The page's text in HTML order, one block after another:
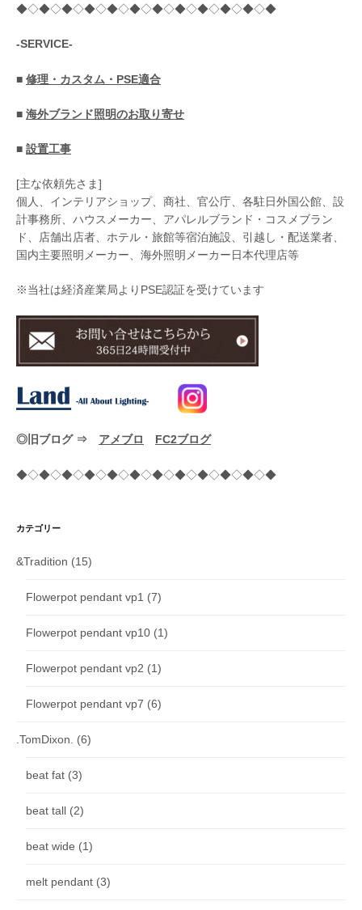
◆◇◆◇◆◇◆◇◆◇◆◇◆◇◆◇◆◇◆◇◆◇◆
-SERVICE-
■ 修理・カスタム・PSE適合
■ 海外ブランド照明のお取り寄せ
■ 設置工事
[主な依頼先さま]
個人、インテリアショップ、商社、官公庁、各駐日外国公館、設
計事務所、ハウスメーカー、アパレルブランド・コスメブラン
ド、店舗出店者、ホテル・旅館等宿泊施設、引越し・配送業者、
国内主要照明メーカー、海外照明メーカー日本代理店等
※当社は経済産業局よりPSE認証を受けています
◎旧ブログ ⇒ アメブロ FC2ブログ
◆◇◆◇◆◇◆◇◆◇◆◇◆◇◆◇◆◇◆◇◆◇◆
カテゴリー
&Tradition (15)
Flowerpot pendant vp1 (7)
Flowerpot pendant vp10 (1)
Flowerpot pendant vp2 (1)
Flowerpot pendant vp7 (6)
.TomDixon. (6)
beat fat (3)
beat tall (2)
beat wide (1)
melt pendant (3)